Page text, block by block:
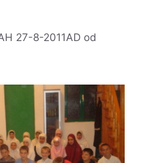
27-8-2011AD od